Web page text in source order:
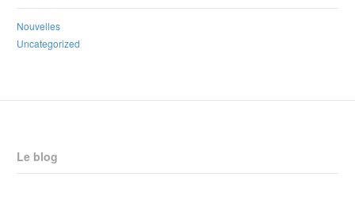
Nouvelles
Uncategorized
Le blog